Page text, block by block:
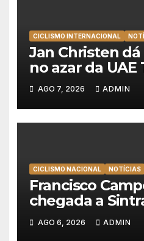
CICLISMO INTERNACIONAL
Jan Christen
no azar da UAE
Emirates e
Polónia
AGO 7, 2026 ADMIN
CICLISMO NACIONAL NOTÍCIAS
Francisco
chegada a
veste de
Portugal
AGO 6, 2026 ADMIN